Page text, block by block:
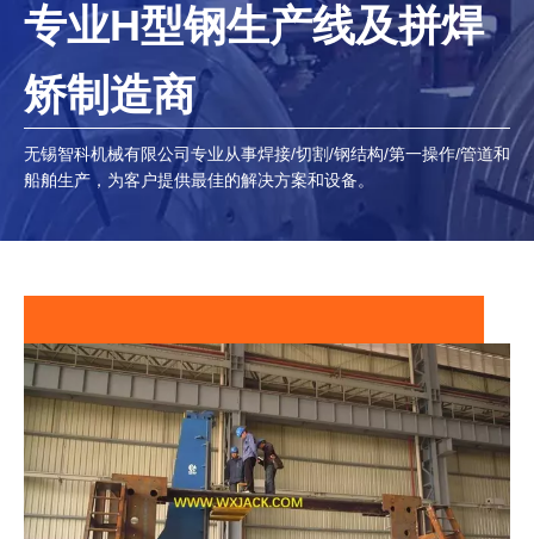
专业H型钢生产线及拼焊
矫制造商
无锡智科机械有限公司专业从事焊接/切割/钢结构/第一操作/管道和
船舶生产，为客户提供最佳的解决方案和设备。